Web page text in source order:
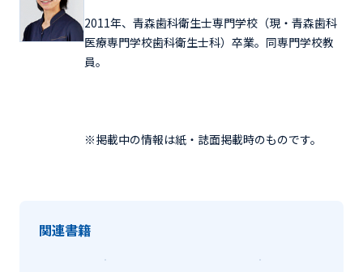
2011年、青森歯科衛生士専門学校（現・青森歯科
医療専門学校歯科衛生士科）卒業。同専門学校教
員。
※掲載中の情報は紙・誌面掲載時のものです。
関連書籍